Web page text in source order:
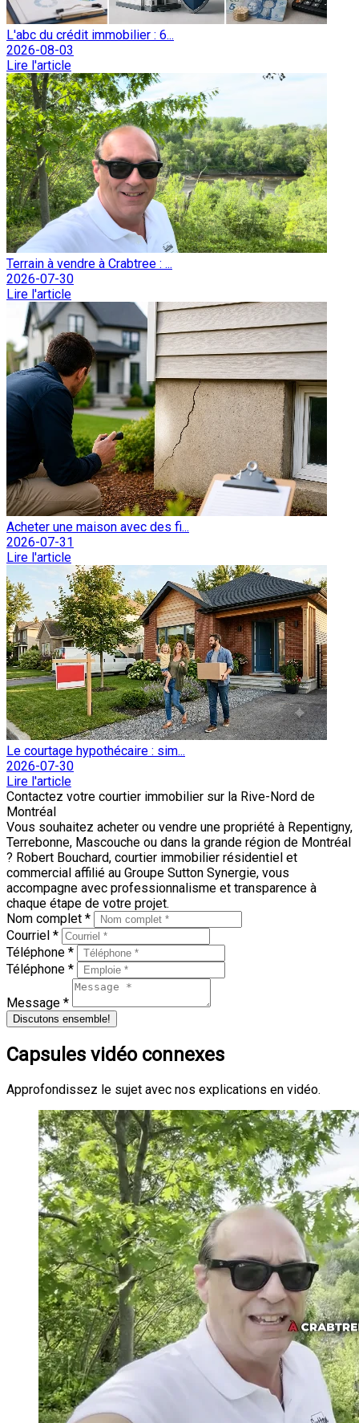
L'abc du crédit immobilier : 6...
2026-08-03
Lire l'article
Terrain à vendre à Crabtree : ...
2026-07-30
Lire l'article
Acheter une maison avec des fi...
2026-07-31
Lire l'article
Le courtage hypothécaire : sim...
2026-07-30
Lire l'article
Contactez votre courtier immobilier sur la Rive-Nord de
Montréal
Vous souhaitez acheter ou vendre une propriété à Repentigny,
Terrebonne, Mascouche ou dans la grande région de Montréal
? Robert Bouchard, courtier immobilier résidentiel et
commercial affilié au Groupe Sutton Synergie, vous
accompagne avec professionnalisme et transparence à
chaque étape de votre projet.
Nom complet *
Courriel *
Téléphone *
Téléphone *
Message *
Discutons ensemble!
Capsules vidéo connexes
Approfondissez le sujet avec nos explications en vidéo.